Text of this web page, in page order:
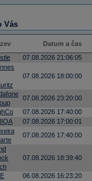
Vás
Datum a čas
07.08.2026 21:06:05
07.08.2026 18:00:00
07.08.2026 23:20:00
07.08.2026 17:40:00
07.08.2026 17:00:01
07.08.2026 17:40:00
07.08.2026 18:39:40
06.08.2026 16:23:20